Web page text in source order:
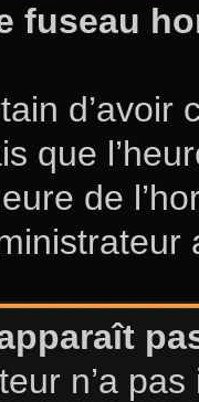
fuseau
que
de
n’a